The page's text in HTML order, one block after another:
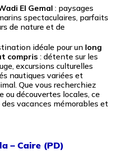
El Gemal : paysages
spectaculaires, parfaits
de nature et de
idéale pour un long
compris : détente sur les
excursions culturelles
nautiques variées et
Que vous recherchiez
ou découvertes locales, ce
vacances mémorables et
– Caire (PD)